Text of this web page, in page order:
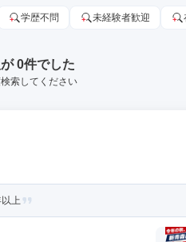
学歴不問 未経験者歓迎
0件でした
索してください
上